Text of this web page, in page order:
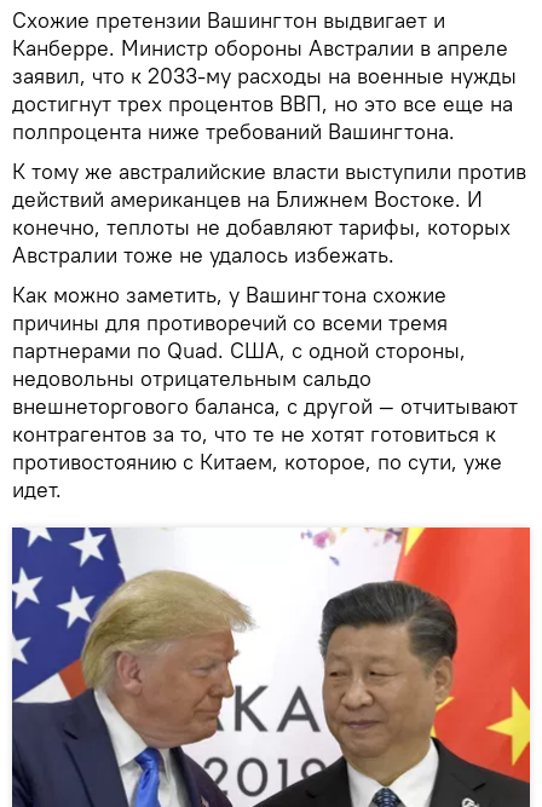
Схожие претензии Вашингтон выдвигает и
Канберре. Министр обороны Австралии в апреле
заявил, что к 2033-му расходы на военные нужды
достигнут трех процентов ВВП, но это все еще на
полпроцента ниже требований Вашингтона.
К тому же австралийские власти выступили против
действий американцев на Ближнем Востоке. И
конечно, теплоты не добавляют тарифы, которых
Австралии тоже не удалось избежать.
Как можно заметить, у Вашингтона схожие
причины для противоречий со всеми тремя
партнерами по Quad. США, с одной стороны,
недовольны отрицательным сальдо
внешнеторгового баланса, с другой — отчитывают
контрагентов за то, что те не хотят готовиться к
противостоянию с Китаем, которое, по сути, уже
идет.